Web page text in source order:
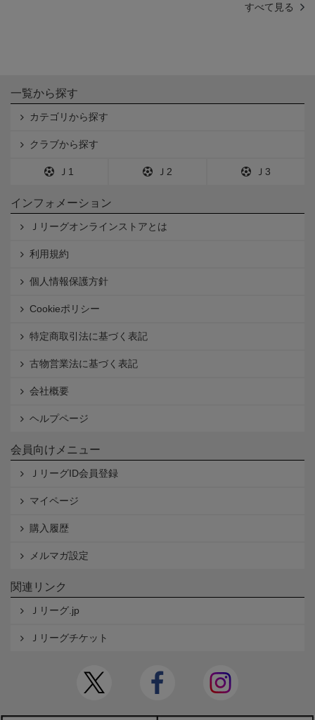
すべて見る
一覧から探す
カテゴリから探す
クラブから探す
Ｊ1 Ｊ2 Ｊ3
インフォメーション
Ｊリーグオンラインストアとは
利用規約
個人情報保護方針
Cookieポリシー
特定商取引法に基づく表記
古物営業法に基づく表記
会社概要
ヘルプページ
会員向けメニュー
ＪリーグID会員登録
マイページ
購入履歴
メルマガ設定
関連リンク
Ｊリーグ.jp
Ｊリーグチケット